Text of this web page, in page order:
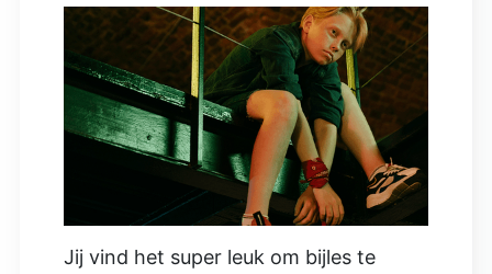
Jij vind het super leuk om bijles te